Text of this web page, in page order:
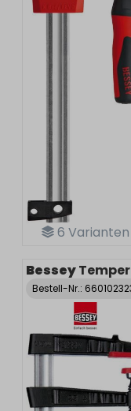
6 Varianten
Bessey
Bestell-Nr.: